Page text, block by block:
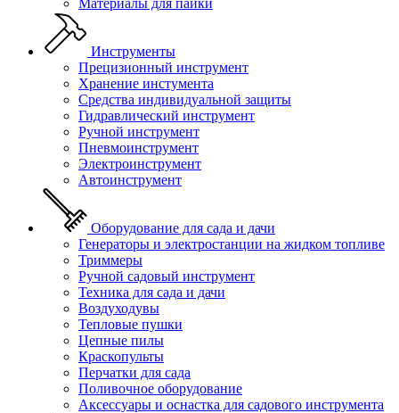
Материалы для пайки
Инструменты
Прецизионный инструмент
Хранение инстумента
Средства индивидуальной защиты
Гидравлический инструмент
Ручной инструмент
Пневмоинструмент
Электроинструмент
Автоинструмент
Оборудование для сада и дачи
Генераторы и электростанции на жидком топливе
Триммеры
Ручной садовый инструмент
Техника для сада и дачи
Воздуходувы
Тепловые пушки
Цепные пилы
Краскопульты
Перчатки для сада
Поливочное оборудование
Аксессуары и оснастка для садового инструмента